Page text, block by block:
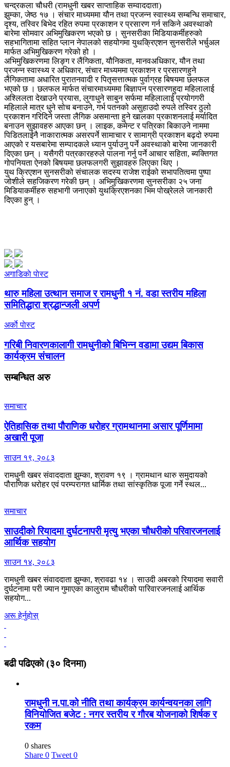
चन्द्रकला चौधरी (रामधुनी खबर साप्ताहिक सम्वाददाता)
झुम्का, जेष्ठ १७ । संचार माध्यममा यौन तथा प्रजन्न स्वास्थ्य सम्बन्धि समाचार,
दृश्य, तस्विर बिभेद रहित रुपमा प्रकाशन र प्रसारण गर्न सकिने अवस्थाको
बारेमा सोमवार अभिमुखिकरण भएको छ । सुनसरीका मिडियाकर्मीहरुको
सहभागितामा सहित प्लान नेपालको सहयोगमा युथक्रिएशन सुनसरीले भर्चुअल
मार्फत अभिमुखिकरण गरेको हो ।
अभिमुखिकरणमा लिङ्ग र लैंगिकता, यौनिकता, मानवअधिकार, यौन तथा
प्रजन्न स्वास्थ्य र अधिकार, संचार माध्यममा प्रकाशन र प्रसारणहुने
लैंगिकतामा अधारित पुरातनवादी र पितृसत्तात्मक पुर्वाग्रह बिषयमा छलफल
भएको छ । छलफल मार्फत संचारमाध्यममा बिज्ञापन प्रसारणहुदा महिलालाई
अश्लिलता देखाउने प्रयास, लुगाधुने साबुन सर्फमा महिलालाई प्रयोगगरी
महिलाले मात्र धुने सोच बनाउने, गर्भ पतनको असुहाउदो रुपले तस्विर ठुलो
प्रकाशन गरिदिने जस्ता लैगिक असमान्ता हुने खालका प्रकाशनलाई मर्यादित
बनाउन सुझावहरु आएका छन् । लाइक, कमेन्ट र पत्रिका बिकाउने नाममा
पिडितलाईनै नाकारात्मक असरपर्ने सामाचार र सामाग्री प्रकाशन बढ्दो रुपमा
आएको र यसबारेमा सम्पादकले ध्यान पुर्याउनु पर्ने अवस्थाको बारेमा जानकारी
दिएका छन् । यसैगरी पत्रकारहरुले पालना गर्नु पर्ने आचार सहिता, ब्यक्तिगत
गोपनियता ऐनको बिषयमा छलफलगरी सुझावहरु लिएका थिए ।
युथ क्रिएशन सुनसरीको संचालक सदस्य राजेश राईको सभापतित्वमा पुष्पा
जोशीले सहजिकरण गरेकी छन् । अभिमुखिकरणमा सुनसरीका २५ जना
मिडियाकर्मीहरु सहभागी जनाएको युथक्रिएशनका भिम पोख्रेलले जानकारी
दिएका हुन् ।
अगाडिकाे पाेस्ट
थारु महिला उत्थान समाज र रामधुनी १ नं. वडा स्तरीय महिला
समितिद्धारा श्रद्धान्जली अपर्ण
अर्काे पाेस्ट
गरिबी निवारणकालागी रामधुनीको बिभिन्न वडामा उद्यम बिकास
कार्यक्रम संचालन
सम्बन्धितअरु
समाचार
ऐतिहासिक तथा पौराणिक धरोहर ग्रामथानमा असार पूर्णिमामा
अखारी पूजा
साउन १९, २०८३
रामधुनी खबर संवाददाता झुम्का, श्रावण १९ । ग्रामथान थारु समुदायको
पौराणिक धरोहर एवं परम्परागत धार्मिक तथा सांस्कृतिक पूजा गर्ने स्थल...
समाचार
साउदीको रियादमा दुर्घटनापरी मृत्यु भएका चौधरीको परिवारजनलाई
आर्थिक सहयोग
साउन १४, २०८३
रामधुनी खबर संवाददाता झुम्का, श्रावढा १४ । साउदी अबरको रियादमा सवारी
दुर्घटनामा परी ज्यान गुमाएका कालुराम चौधरीको पारिवारजनलाई आर्थिक
सहयोग...
अरू हेर्नुहाेस्
बढी पढिएकाे (३० दिनमा)
रामधुनी न.पा.को नीति तथा कार्यक्रम कार्यन्वयनका लागि
विनियोजित बजेट : नगर स्तरीय र गौरब योजनाको शिर्षक र
रकम
0 shares
Share 0 Tweet 0